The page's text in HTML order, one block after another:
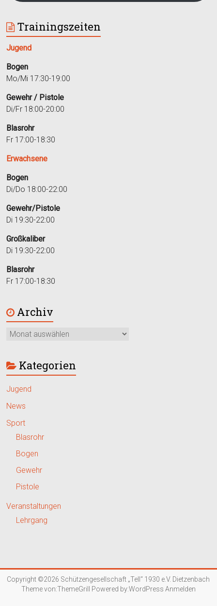
Trainingszeiten
Jugend
Bogen
Mo/Mi 17:30-19:00
Gewehr / Pistole
Di/Fr 18:00-20:00
Blasrohr
Fr 17:00-18:30
Erwachsene
Bogen
Di/Do 18:00-22:00
Gewehr/Pistole
Di 19:30-22:00
Großkaliber
Di 19:30-22:00
Blasrohr
Fr 17:00-18:30
Archiv
Kategorien
Jugend
News
Sport
Blasrohr
Bogen
Gewehr
Pistole
Veranstaltungen
Lehrgang
Copyright ©2026 Schützengesellschaft „Tell“ 1930 e.V. Dietzenbach
Theme von:ThemeGrill Powered by:WordPress Anmelden